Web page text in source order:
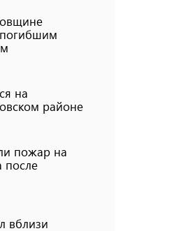
на
районе
пожар на
после
вблизи